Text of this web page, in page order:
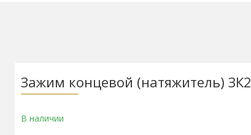
Зажим концевой (натяжитель) ЗК2
В наличии